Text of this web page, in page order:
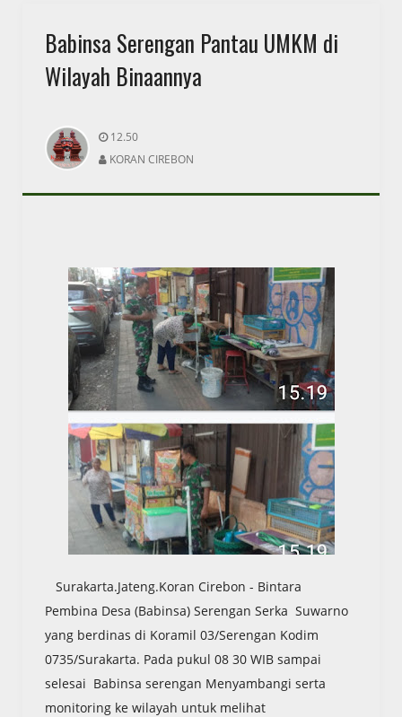
Babinsa Serengan Pantau UMKM di
Wilayah Binaannya
12.50
KORAN CIREBON
Surakarta.Jateng.Koran Cirebon - Bintara
Pembina Desa (Babinsa) Serengan Serka Suwarno
yang berdinas di Koramil 03/Serengan Kodim
0735/Surakarta. Pada pukul 08 30 WIB sampai
selesai Babinsa serengan Menyambangi serta
monitoring ke wilayah untuk melihat